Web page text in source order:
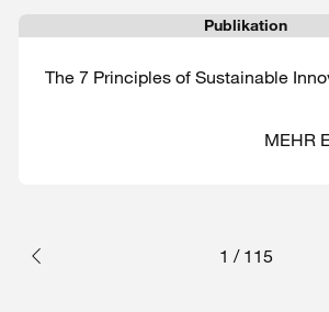
Publikation
The 7 Principles of Sustainable
MEHR
1 / 115